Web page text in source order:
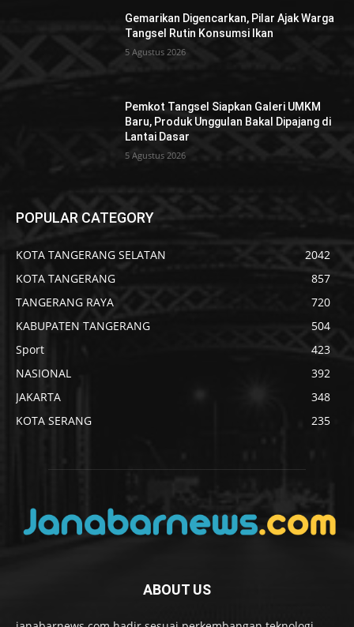
Gemarikan Digencarkan, Pilar Ajak Warga
Tangsel Rutin Konsumsi Ikan
5 Agustus 2026
Pemkot Tangsel Siapkan Galeri UMKM
Baru, Produk Unggulan Bakal Dipajang di
Lantai Dasar
5 Agustus 2026
POPULAR CATEGORY
KOTA TANGERANG SELATAN
2042
KOTA TANGERANG
857
TANGERANG RAYA
720
KABUPATEN TANGERANG
504
Sport
423
NASIONAL
392
JAKARTA
348
KOTA SERANG
235
ABOUT US